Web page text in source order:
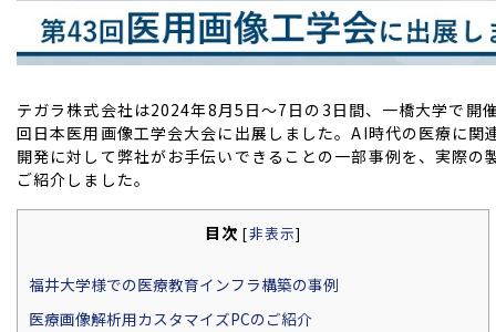
テガラ株式会社は2024年8月5日～7日の3日間、一橋大学で開
回日本医用画像工学会大会に出展しました。AI時代の医療に関
開発に対して弊社がお手伝いできることの一部事例を、実際の
ご紹介しました。
目次 [非表示]
福井大学様での医療教育インフラ構築の事例
医療画像解析用カスタマイズPCのご紹介